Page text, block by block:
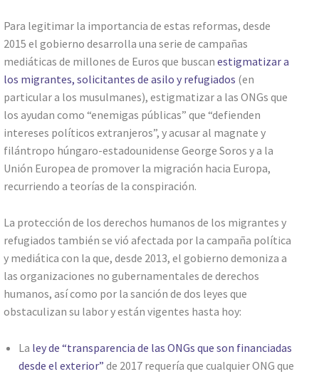
Para legitimar la importancia de estas reformas, desde
2015 el gobierno desarrolla una serie de campañas
mediáticas de millones de Euros que buscan estigmatizar a
los migrantes, solicitantes de asilo y refugiados (en
particular a los musulmanes), estigmatizar a las ONGs que
los ayudan como “enemigas públicas” que “defienden
intereses políticos extranjeros”, y acusar al magnate y
filántropo húngaro-estadounidense George Soros y a la
Unión Europea de promover la migración hacia Europa,
recurriendo a teorías de la conspiración.
La protección de los derechos humanos de los migrantes y
refugiados también se vió afectada por la campaña política
y mediática con la que, desde 2013, el gobierno demoniza a
las organizaciones no gubernamentales de derechos
humanos, así como por la sanción de dos leyes que
obstaculizan su labor y están vigentes hasta hoy:
La ley de “transparencia de las ONGs que son financiadas
desde el exterior” de 2017 requería que cualquier ONG que